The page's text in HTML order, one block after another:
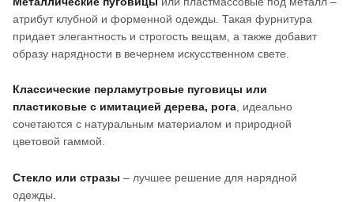
атрибут клубной и форменной одежды. Такая фурнитура
придает элегантность и строгость вещам, а также добавит
образу нарядности в вечернем искусственном свете.
Классические перламутровые пуговицы или
пластиковые с имитацией дерева, рога, идеально
сочетаются с натуральным материалом и природной
цветовой гаммой.
Стекло или стразы – лучшее решение для нарядной
одежды.